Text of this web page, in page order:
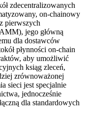
zdecentralizowanych
on-chainowy
pierwszych
jego główną
dla dostawców
płynności on-chain
aby umożliwić
ksiąg zleceń,
zrównoważonej
sieci jest specjalnie
jednocześnie
dla standardowych